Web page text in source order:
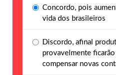
Concordo, pois
vida dos brasileiros
Discordo, afinal
provavelmente ficarão
compensar novas